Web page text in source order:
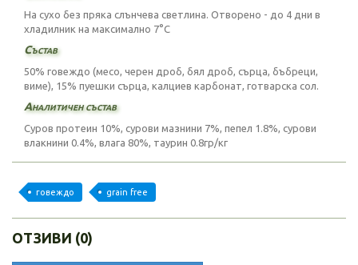
На сухо без пряка слънчева светлина. Отворено - до 4 дни в
хладилник на максимално 7°C
Състав
50% говеждо (месо, черен дроб, бял дроб, сърца, бъбреци,
виме), 15% пуешки сърца, калциев карбонат, готварска сол.
Аналитичен състав
Суров протеин 10%, сурови мазнини 7%, пепел 1.8%, сурови
влакнини 0.4%, влага 80%, таурин 0.8гр/кг
говеждо grain free
ОТЗИВИ (0)